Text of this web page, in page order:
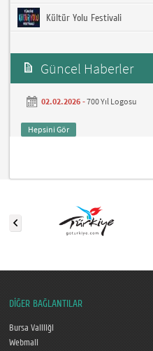
Kültür Yolu Festivali
Güncel Haberler
02.02.2026 -700 Yıl Logosu
Hepsini Gör
DİĞER BAĞLANTILAR
Bursa Valiliği
Webmail